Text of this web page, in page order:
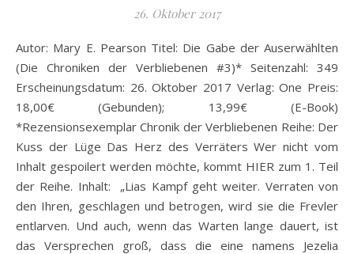
26. Oktober 2017
Autor: Mary E. Pearson Titel: Die Gabe der Auserwählten
(Die Chroniken der Verbliebenen #3)* Seitenzahl: 349
Erscheinungsdatum: 26. Oktober 2017 Verlag: One Preis:
18,00€ (Gebunden); 13,99€ (E-Book)
*Rezensionsexemplar Chronik der Verbliebenen Reihe: Der
Kuss der Lüge Das Herz des Verräters Wer nicht vom
Inhalt gespoilert werden möchte, kommt HIER zum 1. Teil
der Reihe. Inhalt: „Lias Kampf geht weiter. Verraten von
den Ihren, geschlagen und betrogen, wird sie die Frevler
entlarven. Und auch, wenn das Warten lange dauert, ist
das Versprechen groß, dass die eine namens Jezelia